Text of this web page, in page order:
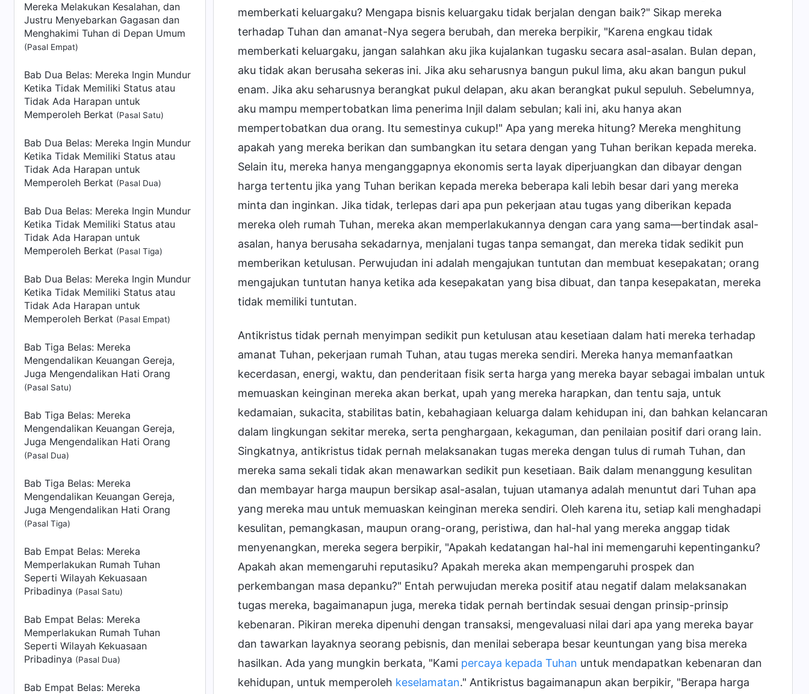
Mereka Melakukan Kesalahan, dan
Justru Menyebarkan Gagasan dan
Menghakimi Tuhan di Depan Umum
(Pasal Empat)
Bab Dua Belas: Mereka Ingin Mundur
Ketika Tidak Memiliki Status atau
Tidak Ada Harapan untuk
Memperoleh Berkat (Pasal Satu)
Bab Dua Belas: Mereka Ingin Mundur
Ketika Tidak Memiliki Status atau
Tidak Ada Harapan untuk
Memperoleh Berkat (Pasal Dua)
Bab Dua Belas: Mereka Ingin Mundur
Ketika Tidak Memiliki Status atau
Tidak Ada Harapan untuk
Memperoleh Berkat (Pasal Tiga)
Bab Dua Belas: Mereka Ingin Mundur
Ketika Tidak Memiliki Status atau
Tidak Ada Harapan untuk
Memperoleh Berkat (Pasal Empat)
Bab Tiga Belas: Mereka
Mengendalikan Keuangan Gereja,
Juga Mengendalikan Hati Orang
(Pasal Satu)
Bab Tiga Belas: Mereka
Mengendalikan Keuangan Gereja,
Juga Mengendalikan Hati Orang
(Pasal Dua)
Bab Tiga Belas: Mereka
Mengendalikan Keuangan Gereja,
Juga Mengendalikan Hati Orang
(Pasal Tiga)
Bab Empat Belas: Mereka
Memperlakukan Rumah Tuhan
Seperti Wilayah Kekuasaan
Pribadinya (Pasal Satu)
Bab Empat Belas: Mereka
Memperlakukan Rumah Tuhan
Seperti Wilayah Kekuasaan
Pribadinya (Pasal Dua)
Bab Empat Belas: Mereka
memberkati keluargaku? Mengapa bisnis keluargaku tidak berjalan dengan baik?" Sikap mereka
terhadap Tuhan dan amanat-Nya segera berubah, dan mereka berpikir, "Karena engkau tidak
memberkati keluargaku, jangan salahkan aku jika kujalankan tugasku secara asal-asalan. Bulan depan,
aku tidak akan berusaha sekeras ini. Jika aku seharusnya bangun pukul lima, aku akan bangun pukul
enam. Jika aku seharusnya berangkat pukul delapan, aku akan berangkat pukul sepuluh. Sebelumnya,
aku mampu mempertobatkan lima penerima Injil dalam sebulan; kali ini, aku hanya akan
mempertobatkan dua orang. Itu semestinya cukup!" Apa yang mereka hitung? Mereka menghitung
apakah yang mereka berikan dan sumbangkan itu setara dengan yang Tuhan berikan kepada mereka.
Selain itu, mereka hanya menganggapnya ekonomis serta layak diperjuangkan dan dibayar dengan
harga tertentu jika yang Tuhan berikan kepada mereka beberapa kali lebih besar dari yang mereka
minta dan inginkan. Jika tidak, terlepas dari apa pun pekerjaan atau tugas yang diberikan kepada
mereka oleh rumah Tuhan, mereka akan memperlakukannya dengan cara yang sama—bertindak asal-
asalan, hanya berusaha sekadarnya, menjalani tugas tanpa semangat, dan mereka tidak sedikit pun
memberikan ketulusan. Perwujudan ini adalah mengajukan tuntutan dan membuat kesepakatan; orang
mengajukan tuntutan hanya ketika ada kesepakatan yang bisa dibuat, dan tanpa kesepakatan, mereka
tidak memiliki tuntutan.
Antikristus tidak pernah menyimpan sedikit pun ketulusan atau kesetiaan dalam hati mereka terhadap
amanat Tuhan, pekerjaan rumah Tuhan, atau tugas mereka sendiri. Mereka hanya memanfaatkan
kecerdasan, energi, waktu, dan penderitaan fisik serta harga yang mereka bayar sebagai imbalan untuk
memuaskan keinginan mereka akan berkat, upah yang mereka harapkan, dan tentu saja, untuk
kedamaian, sukacita, stabilitas batin, kebahagiaan keluarga dalam kehidupan ini, dan bahkan kelancaran
dalam lingkungan sekitar mereka, serta penghargaan, kekaguman, dan penilaian positif dari orang lain.
Singkatnya, antikristus tidak pernah melaksanakan tugas mereka dengan tulus di rumah Tuhan, dan
mereka sama sekali tidak akan menawarkan sedikit pun kesetiaan. Baik dalam menanggung kesulitan
dan membayar harga maupun bersikap asal-asalan, tujuan utamanya adalah menuntut dari Tuhan apa
yang mereka mau untuk memuaskan keinginan mereka sendiri. Oleh karena itu, setiap kali menghadapi
kesulitan, pemangkasan, maupun orang-orang, peristiwa, dan hal-hal yang mereka anggap tidak
menyenangkan, mereka segera berpikir, "Apakah kedatangan hal-hal ini memengaruhi kepentinganku?
Apakah akan memengaruhi reputasiku? Apakah mereka akan mempengaruhi prospek dan
perkembangan masa depanku?" Entah perwujudan mereka positif atau negatif dalam melaksanakan
tugas mereka, bagaimanapun juga, mereka tidak pernah bertindak sesuai dengan prinsip-prinsip
kebenaran. Pikiran mereka dipenuhi dengan transaksi, mengevaluasi nilai dari apa yang mereka bayar
dan tawarkan layaknya seorang pebisnis, dan menilai seberapa besar keuntungan yang bisa mereka
hasilkan. Ada yang mungkin berkata, "Kami percaya kepada Tuhan untuk mendapatkan kebenaran dan
kehidupan, untuk memperoleh keselamatan." Antikristus bagaimanapun akan berpikir, "Berapa harga